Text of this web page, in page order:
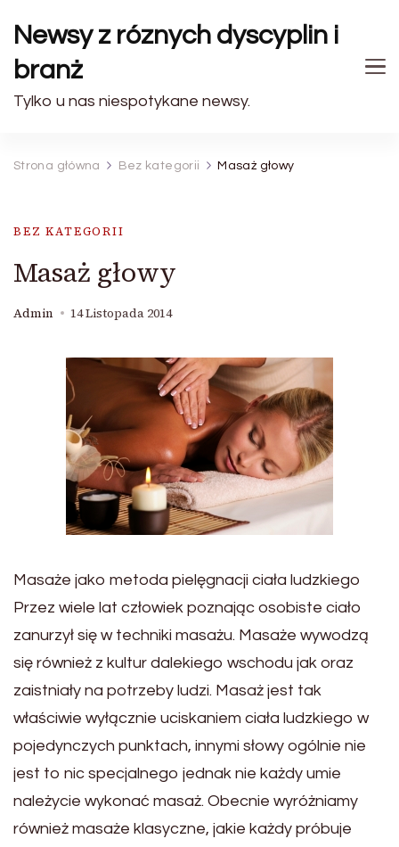
Newsy z róznych dyscyplin i
branż
Tylko u nas niespotykane newsy.
Strona główna Bez kategorii Masaż głowy
BEZ KATEGORII
Masaż głowy
Admin 14 Listopada 2014
Masaże jako metoda pielęgnacji ciała ludzkiego
Przez wiele lat człowiek poznając osobiste ciało
zanurzył się w techniki masażu. Masaże wywodzą
się również z kultur dalekiego wschodu jak oraz
zaistniały na potrzeby ludzi. Masaż jest tak
właściwie wyłącznie uciskaniem ciała ludzkiego w
pojedynczych punktach, innymi słowy ogólnie nie
jest to nic specjalnego jednak nie każdy umie
należycie wykonać masaż. Obecnie wyróżniamy
również masaże klasyczne, jakie każdy próbuje